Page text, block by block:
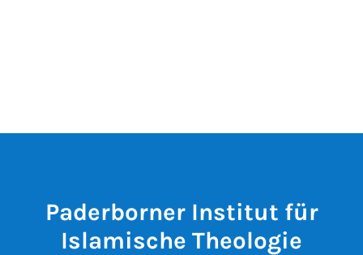
Paderborner Institut für
Islamische Theologie